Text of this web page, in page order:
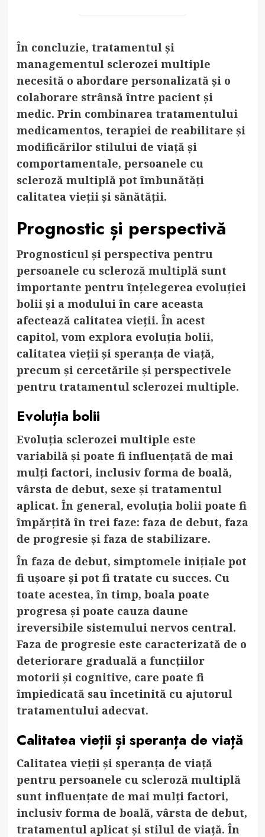
În concluzie, tratamentul și
managementul sclerozei multiple
necesită o abordare personalizată și o
colaborare strânsă între pacient și
medic. Prin combinarea tratamentului
medicamentos, terapiei de reabilitare și
modificărilor stilului de viață și
comportamentale, persoanele cu
scleroză multiplă pot îmbunătăți
calitatea vieții și sănătății.
Prognostic și perspectivă
Prognosticul și perspectiva pentru
persoanele cu scleroză multiplă sunt
importante pentru înțelegerea evoluției
bolii și a modului în care aceasta
afectează calitatea vieții. În acest
capitol, vom explora evoluția bolii,
calitatea vieții și speranța de viață,
precum și cercetările și perspectivele
pentru tratamentul sclerozei multiple.
Evoluția bolii
Evoluția sclerozei multiple este
variabilă și poate fi influențată de mai
mulți factori, inclusiv forma de boală,
vârsta de debut, sexe și tratamentul
aplicat. În general, evoluția bolii poate fi
împărțită în trei faze: faza de debut, faza
de progresie și faza de stabilizare.
În faza de debut, simptomele inițiale pot
fi ușoare și pot fi tratate cu succes. Cu
toate acestea, în timp, boala poate
progresa și poate cauza daune
ireversibile sistemului nervos central.
Faza de progresie este caracterizată de o
deteriorare graduală a funcțiilor
motorii și cognitive, care poate fi
împiedicată sau încetinită cu ajutorul
tratamentului adecvat.
Calitatea vieții și speranța de viață
Calitatea vieții și speranța de viață
pentru persoanele cu scleroză multiplă
sunt influențate de mai mulți factori,
inclusiv forma de boală, vârsta de debut,
tratamentul aplicat și stilul de viață. În